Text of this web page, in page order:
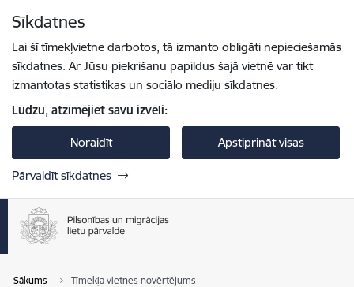
Sīkdatnes
Lai šī tīmekļvietne darbotos, tā izmanto obligāti nepieciešamās
sīkdatnes. Ar Jūsu piekrišanu papildus šajā vietnē var tikt
izmantotas statistikas un sociālo mediju sīkdatnes.
Lūdzu, atzīmējiet savu izvēli:
Noraidīt Apstiprināt visas
Pārvaldīt sīkdatnes
Sākums Tīmekļa vietnes novērtējums